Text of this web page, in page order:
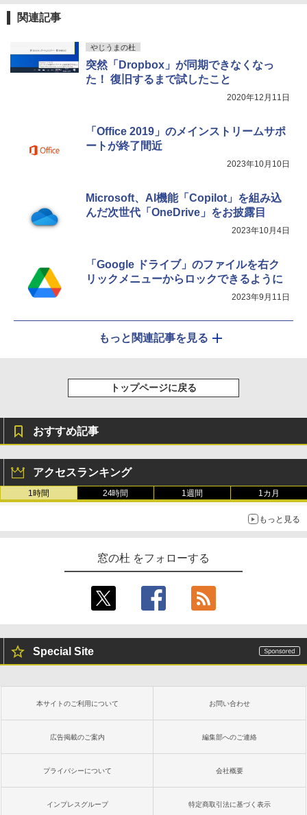
￥3,600
￥1,600
New Amazon Kindle Scribe Colorsoft |
11インチカラーディスプレイ、64GBスト
レージ、ノート機能搭載、明るさ自動調
整、色調調節ライト、プレミアムペン付
￥115,980
関連記事
やじうまの杜
突然「Dropbox」が同期できなくなっ
た！ 復旧するまで試したこと
2020年12月11日
「Office 2019」のメインストリームサポ
ートが終了間近
2023年10月10日
Microsoft、AI機能「Copilot」を組み込
んだ次世代「OneDrive」をお披露目
2023年10月4日
「Google ドライブ」のファイルを右ク
リックメニューからロックできるように
2023年9月11日
もっと関連記事を見る
トップページに戻る
おすすめ記事
アクセスランキング
1時間 24時間 1週間 1カ月
もっと見る
窓の杜 をフォローする
Special Site
本サイトのご利用について お問い合わせ
広告掲載のご案内 編集部へのご連絡
プライバシーについて 会社概要
インプレスグループ 特定商取引法に基づく表示